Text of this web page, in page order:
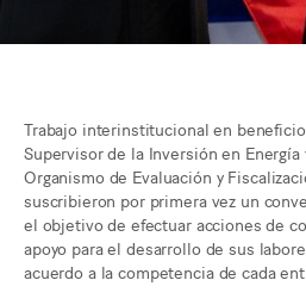
Trabajo interinstitucional en
Supervisor de la Inversión en
Organismo de Evaluación y
suscribieron por primera vez un
el objetivo de efectuar acciones de
apoyo para el desarrollo de sus
acuerdo a la competencia de cada